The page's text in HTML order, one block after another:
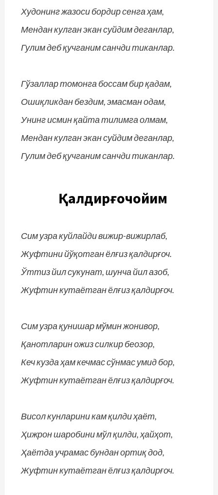
Худонинг жазоси бордир сенга ҳам,
Мендан кулган экан суйдим деганлар,
Гулим деб қучганим санчди тиканлар.
Гўзаллар томонга боссам бир қадам,
Ошиқликдан бездим, эмасман одам,
Унинг исмин қайта тилимга олмам,
Мендан кулган экан суйдим деганлар,
Гулим деб қучганим санчди тиканлар.
Қалдирғочойим
Сим узра куйлайди вижир-вижирлаб,
Жуфтини йўқотган ёлғиз қалдирғоч.
Ўттиз йил сукунат, шунча йил азоб,
Жуфтин кутаётган ёлғиз қалдирғоч.
Сим узра қунишар мўмин жонивор,
Қанотларин ожиз силкир беозор,
Кеч кузда ҳам кечмас сўнмас умид бор,
Жуфтин кутаётган ёлғиз қалдирғоч.
Висол кунларини кам қилди ҳаёт,
Ҳижрон шаробини мўл қилди, ҳайҳот,
Ҳаётда учрамас бундан ортиқ дод,
Жуфтин кутаётган ёлғиз қалдирғоч.